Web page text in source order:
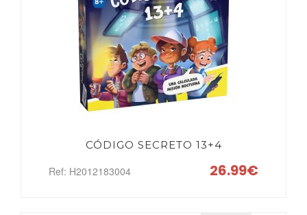
CÓDIGO SECRETO 13+4
Ref: H2012183004 26.99€